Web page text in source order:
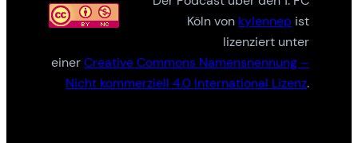
Köln von kylennep ist
lizenziert unter
einerCreative Commons Namensnennung –
Nicht kommerziell 4.0 International Lizenz.